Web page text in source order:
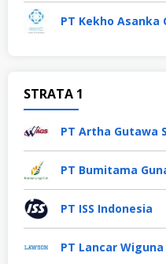
PT Kekho Asanka
STRATA 1
PT Artha Gutawa
PT Bumitama
PT ISS Indonesia